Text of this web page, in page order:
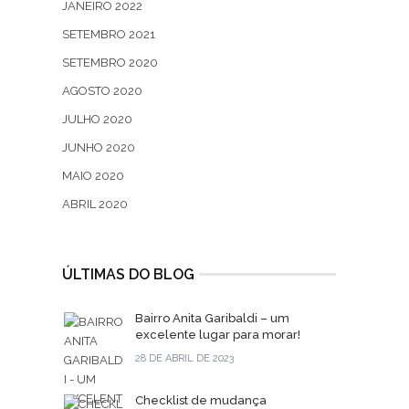
JANEIRO 2022
SETEMBRO 2021
SETEMBRO 2020
AGOSTO 2020
JULHO 2020
JUNHO 2020
MAIO 2020
ABRIL 2020
ÚLTIMAS DO BLOG
Bairro Anita Garibaldi – um
excelente lugar para morar!
28 DE ABRIL DE 2023
Checklist de mudança